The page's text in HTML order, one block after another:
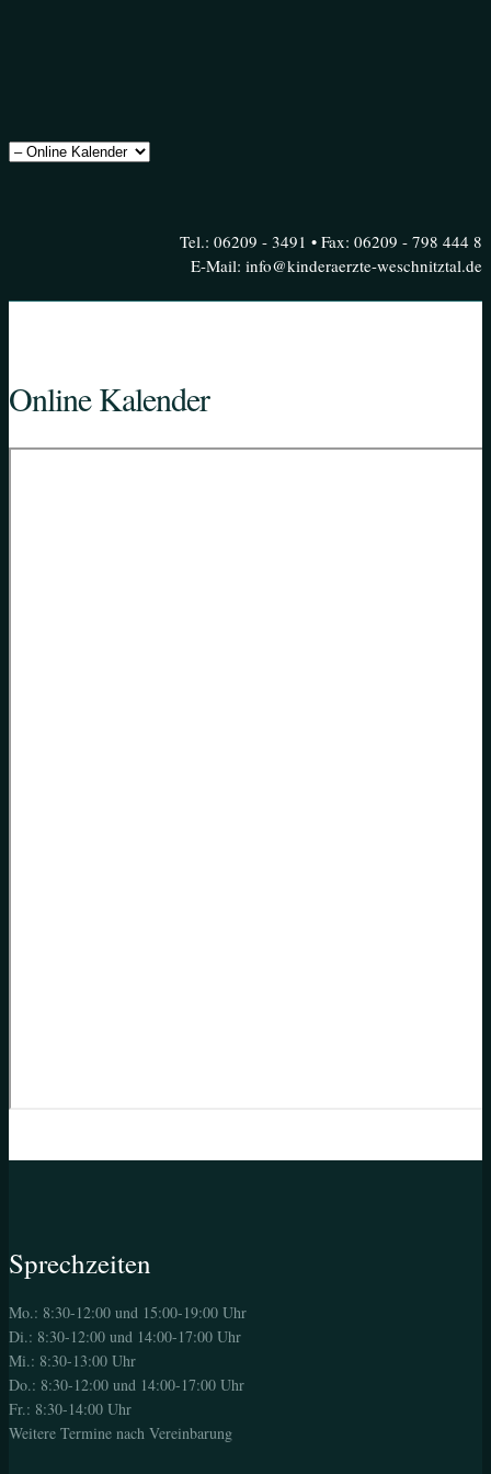
Tel.: 06209 - 3491 • Fax: 06209 - 798 444 8
E-Mail: info@kinderaerzte-weschnitztal.de
Online Kalender
Sprechzeiten
Mo.: 8:30-12:00 und 15:00-19:00 Uhr
Di.: 8:30-12:00 und 14:00-17:00 Uhr
Mi.: 8:30-13:00 Uhr
Do.: 8:30-12:00 und 14:00-17:00 Uhr
Fr.: 8:30-14:00 Uhr
Weitere Termine nach Vereinbarung